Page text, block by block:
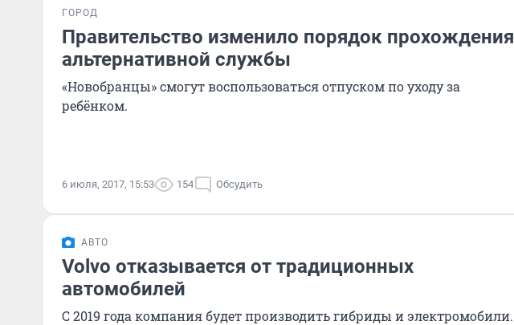
ГОРОД
Правительство изменило порядок прохождения
альтернативной службы
«Новобранцы» смогут воспользоваться отпуском по уходу за
ребёнком.
6 июля, 2017, 15:53 154 Обсудить
АВТО
Volvo отказывается от традиционных
автомобилей
С 2019 года компания будет производить гибриды и электромобили.